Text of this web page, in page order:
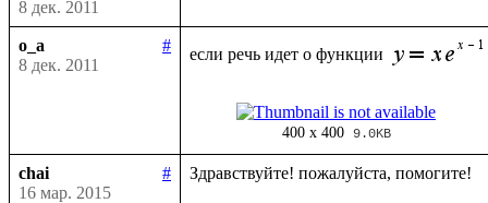
8 дек. 2011
o_a
#
8 дек. 2011
если речь идет о функции
400 x 400 9.0KB
chai
#
16 мар. 2015